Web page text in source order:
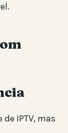
IPTV, mas